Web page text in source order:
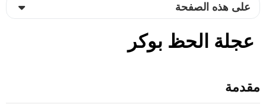
الصفحة
الحظ بوكر